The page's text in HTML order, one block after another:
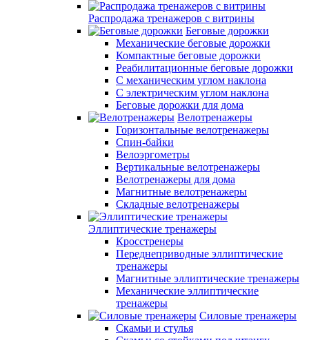
Распродажа тренажеров с витрины
Беговые дорожки
Механические беговые дорожки
Компактные беговые дорожки
Реабилитационные беговые дорожки
С механическим углом наклона
С электрическим углом наклона
Беговые дорожки для дома
Велотренажеры
Горизонтальные велотренажеры
Спин-байки
Велоэргометры
Вертикальные велотренажеры
Велотренажеры для дома
Магнитные велотренажеры
Складные велотренажеры
Эллиптические тренажеры
Кросстренеры
Переднеприводные эллиптические
тренажеры
Магнитные эллиптические тренажеры
Механические эллиптические
тренажеры
Силовые тренажеры
Скамьи и стулья